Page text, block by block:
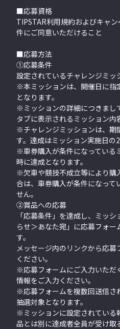
■応募資格
TIPSTAR利用規約およびキャ
件にご同意いただけること
■応募方法
①応募条件
設定されているチャレンジミッ
※本ミッションは、開催日に指
となります。
※ミッションの詳細につきまし
タブに表示されるミッション内
※チャレンジミッションは、期
す。達成はミッション実施日の
※車券購入が条件になっている
時に達成となります。
※欠車や競技不成立等により購
合は、車券購入が条件になって
せん。
②賞品への応募
「応募条件」を達成し、ミッ
らせ＞あなた宛」に応募フォー
す。
メッセージ内のリンクから応
ください。
※応募フォームにご入力いただ
情報をご入力ください。
※応募フォームを複数回送信さ
抽選対象となります。
※ミッションに設定されている
品とは別に達成者全員が受け取